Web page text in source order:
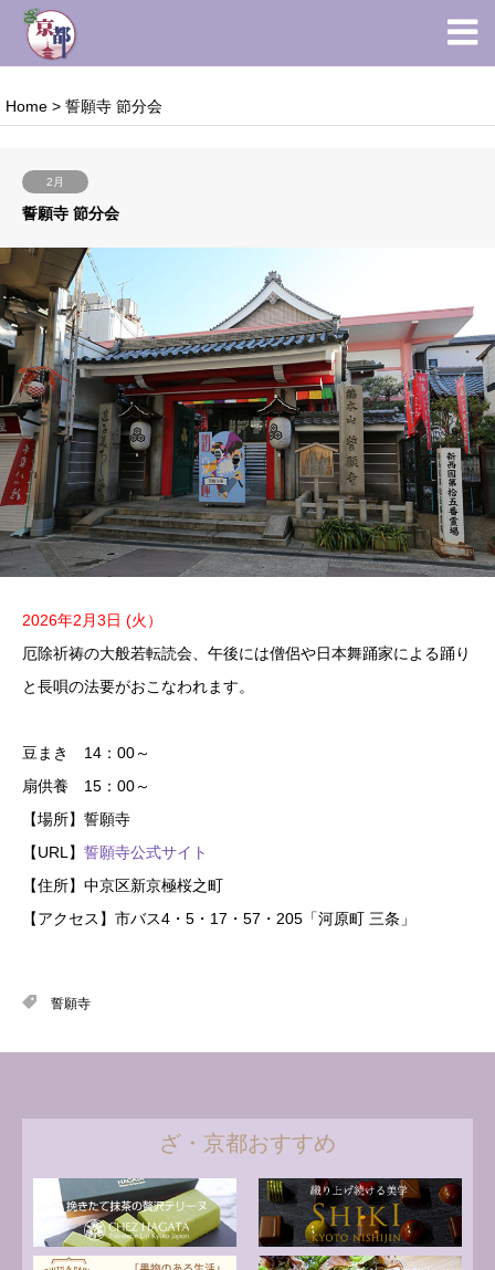
Home > 誓願寺 節分会
2月
誓願寺 節分会
2026年2月3日 (火）
厄除祈祷の大般若転読会、午後には僧侶や日本舞踊家による踊り
と長唄の法要がおこなわれます。
豆まき 14：00～
扇供養 15：00～
【場所】誓願寺
【URL】 誓願寺公式サイト
【住所】中京区新京極桜之町
【アクセス】市バス4・5・17・57・205「河原町 三条」
誓願寺
ざ・京都おすすめ